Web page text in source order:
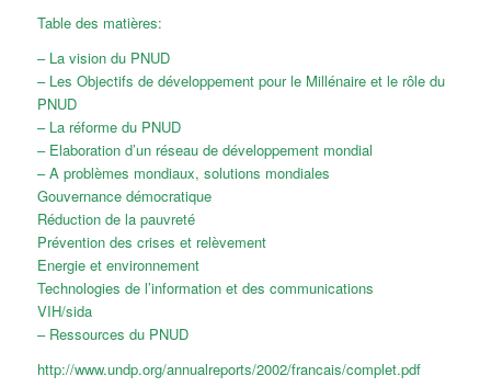
Table des matières:
– La vision du PNUD
– Les Objectifs de développement pour le Millénaire et le rôle du
PNUD
– La réforme du PNUD
– Elaboration d’un réseau de développement mondial
– A problèmes mondiaux, solutions mondiales
Gouvernance démocratique
Réduction de la pauvreté
Prévention des crises et relèvement
Energie et environnement
Technologies de l’information et des communications
VIH/sida
– Ressources du PNUD
http://www.undp.org/annualreports/2002/francais/complet.pdf